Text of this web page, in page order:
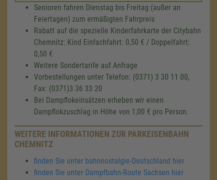
Senioren fahren Dienstag bis Freitag (außer an
Feiertagen) zum ermäßigten Fahrpreis
Rabatt auf die spezielle Kinderfahrkarte der Citybahn
Chemnitz: Kind Einfachfahrt: 0,50 € / Doppelfahrt:
0,50 €
Weitere Sondertarife auf Anfrage
Vorbestellungen unter Telefon: (0371) 3 30 11 00,
Fax: (0371)3 36 33 20
Bei Dampflokeinsätzen erheben wir einen
Dampflokzuschlag in Höhe von 1,00 € pro Person.
WEITERE INFORMATIONEN ZUR PARKEISENBAHN
CHEMNITZ
finden Sie unter bahnnostalgie-Deutschland hier
finden Sie unter Dampfbahn-Route Sachsen hier